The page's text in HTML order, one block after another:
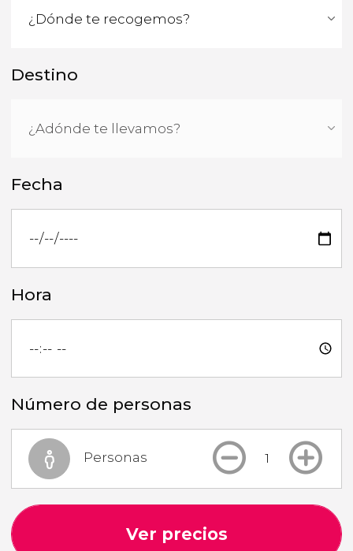
Destino
Fecha
Hora
Número de personas
Personas
Ver precios